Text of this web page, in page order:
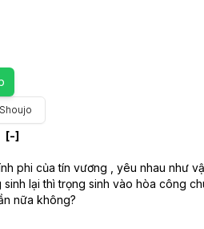
Shoujo
[-]
phi của tín vương , yêu nhau như
lại thì trọng sinh vào hòa công
nữa không?